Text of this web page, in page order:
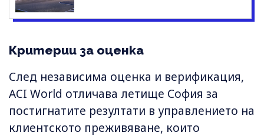
Критерии за оценка
След независима оценка и верификация,
ACI World отличава летище София за
постигнатите резултати в управлението на
клиентското преживяване, които